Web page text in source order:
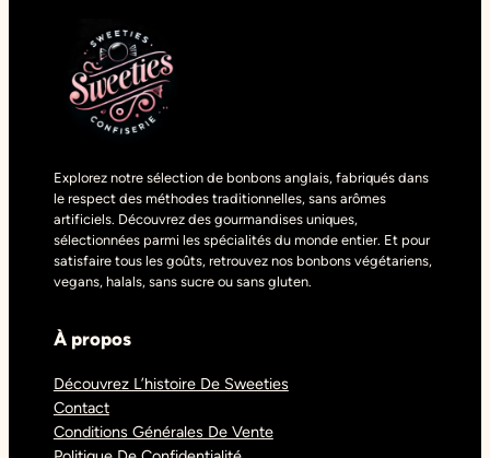
Explorez notre sélection de bonbons anglais, fabriqués dans
le respect des méthodes traditionnelles, sans arômes
artificiels. Découvrez des gourmandises uniques,
sélectionnées parmi les spécialités du monde entier. Et pour
satisfaire tous les goûts, retrouvez nos bonbons végétariens,
vegans, halals, sans sucre ou sans gluten.
À propos
Découvrez L’histoire De Sweeties
Contact
Conditions Générales De Vente